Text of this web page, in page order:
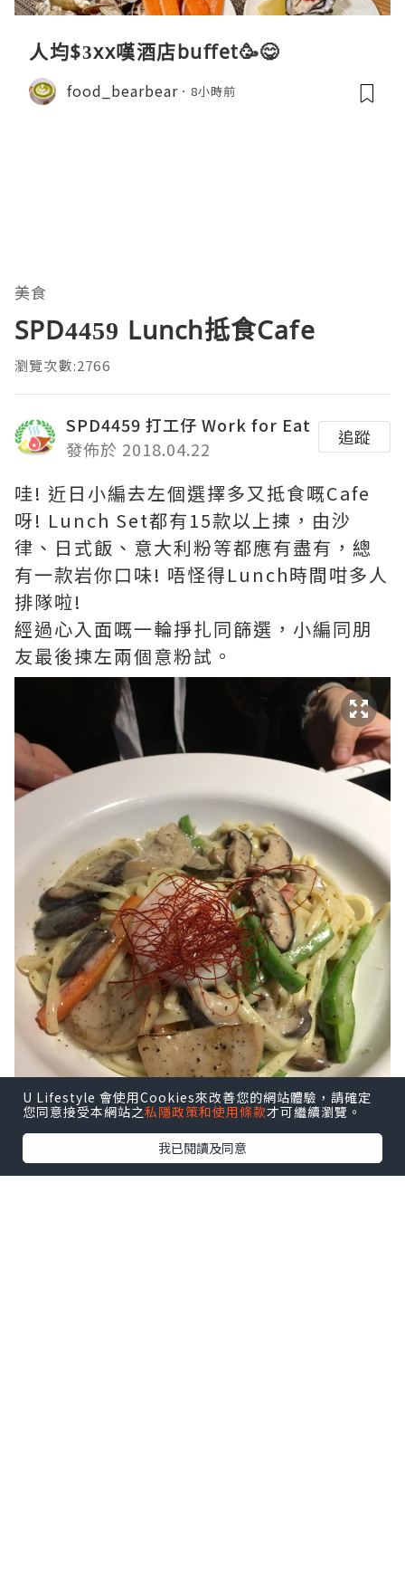
人均$3xx嘆酒店buffet🥳😋
food_bearbear 8小時前
美食
SPD4459 Lunch抵食Cafe
瀏覽次數:2766
SPD4459 打工仔 Work for Eat
發佈於 2018.04.22
追蹤
哇! 近日小編去左個選擇多又抵食嘅Cafe
呀! Lunch Set都有15款以上揀，由沙
律、日式飯、意大利粉等都應有盡有，總
有一款岩你口味! 唔怪得Lunch時間咁多人
排隊啦!
經過心入面嘅一輪掙扎同篩選，小編同朋
友最後揀左兩個意粉試。
U Lifestyle 會使用Cookies來改善您的網站體驗，請確定
您同意接受本網站之私隱政策和使用條款才可繼續瀏覽。
我已閱讀及同意